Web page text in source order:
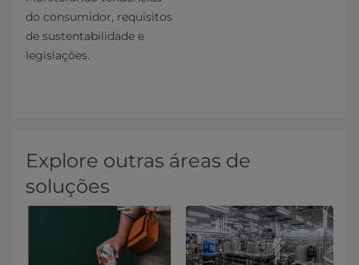
do consumidor, requisitos
de sustentabilidade e
legislações.
Explore outras áreas de
soluções